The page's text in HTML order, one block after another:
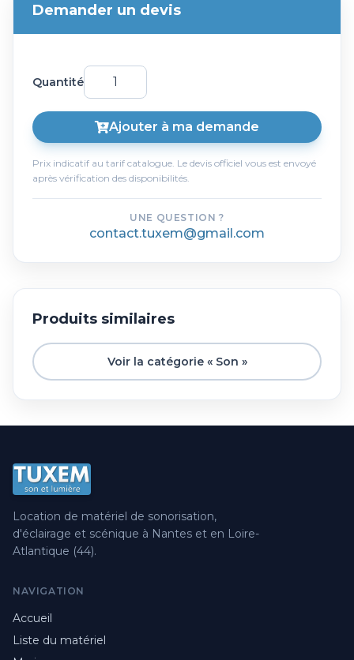
Demander un devis
Quantité
Ajouter à ma demande
Prix indicatif au tarif catalogue. Le devis officiel vous est envoyé
après vérification des disponibilités.
UNE QUESTION ?
contact.tuxem@gmail.com
Produits similaires
Voir la catégorie « Son »
Location de matériel de sonorisation,
d'éclairage et scénique à Nantes et en Loire-
Atlantique (44).
NAVIGATION
Accueil
Liste du matériel